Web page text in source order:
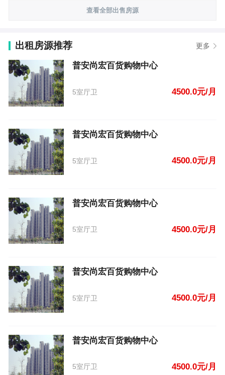
查看全部出售房源
出租房源推荐 更多
普安尚宏百货购物中心
5室厅卫 4500.0元/月
普安尚宏百货购物中心
5室厅卫 4500.0元/月
普安尚宏百货购物中心
5室厅卫 4500.0元/月
普安尚宏百货购物中心
5室厅卫 4500.0元/月
普安尚宏百货购物中心
5室厅卫 4500.0元/月